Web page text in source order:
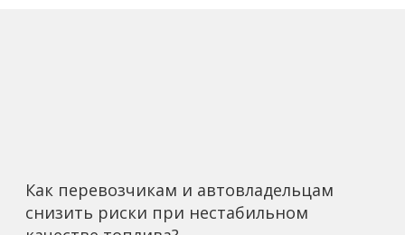
Как перевозчикам и автовладельцам
снизить риски при нестабильном